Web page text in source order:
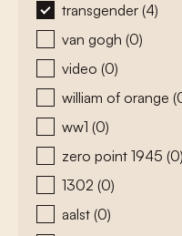
transgender (4)
van gogh (0)
video (0)
william of orange
ww1 (0)
zero point 1945 (0)
1302 (0)
aalst (0)